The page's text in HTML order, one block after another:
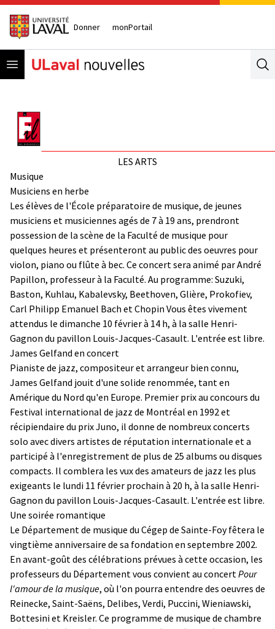
Donner monPortail
Open menu
LES ARTS
Musique
Musiciens en herbe
Les élèves de l'École préparatoire de musique, de jeunes
musiciens et musiciennes agés de 7 à 19 ans, prendront
possession de la scène de la Faculté de musique pour
quelques heures et présenteront au public des oeuvres pour
violon, piano ou flûte à bec. Ce concert sera animé par André
Papillon, professeur à la Faculté. Au programme: Suzuki,
Baston, Kuhlau, Kabalevsky, Beethoven, Glière, Prokofiev,
Carl Philipp Emanuel Bach et Chopin Vous êtes vivement
attendus le dimanche 10 février à 14 h, à la salle Henri-
Gagnon du pavillon Louis-Jacques-Casault. L'entrée est libre.
James Gelfand en concert
Pianiste de jazz, compositeur et arrangeur bien connu,
James Gelfand jouit d'une solide renommée, tant en
Amérique du Nord qu'en Europe. Premier prix au concours du
Festival international de jazz de Montréal en 1992 et
récipiendaire du prix Juno, il donne de nombreux concerts
solo avec divers artistes de réputation internationale et a
participé à l'enregistrement de plus de 25 albums ou disques
compacts. Il comblera les vux des amateurs de jazz les plus
exigeants le lundi 11 février prochain à 20 h, à la salle Henri-
Gagnon du pavillon Louis-Jacques-Casault. L'entrée est libre.
Une soirée romantique
Le Département de musique du Cégep de Sainte-Foy fêtera le
vingtième anniversaire de sa fondation en septembre 2002.
En avant-goût des célébrations prévues à cette occasion, les
professeurs du Département vous convient au concert Pour
l'amour de la musique, où l'on pourra entendre des oeuvres de
Reinecke, Saint-Saëns, Delibes, Verdi, Puccini, Wieniawski,
Bottesini et Kreisler. Ce programme de musique de chambre